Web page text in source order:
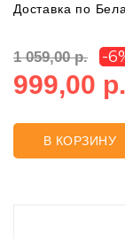
Доставка по
1 059,00 р. -
999,00 р.
В КОРЗИНУ